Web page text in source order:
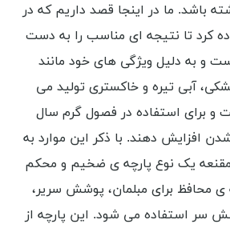
باشد. ما در اینجا قصد داریم که در
کرد تا نتیجه ای مناسب را به دست
و به دلیل ویژگی های خود مانند
آبی تیره و خاکستری تولید می
و برای استفاده در فصول گرم سال
افزایش دهند. با ذکر این موارد به
مقنعه یک نوع پارچه ی ضخیم و محکم
محافظ برای مبلمان، پوشش سریر،
سر استفاده می شود. این پارچه از